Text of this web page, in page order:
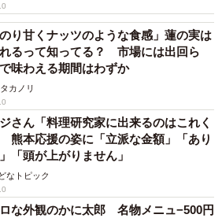
のり甘くナッツのような食感」蓮の実は
るって知ってる？ 市場には出回ら
味わえる期間はわずか
カノリ
さん「料理研究家に出来るのはこれく
熊本応援の姿に「立派な金額」「あり
「頭が上がりません」
なトピック
な外観のかに太郎 名物メニュ−500円